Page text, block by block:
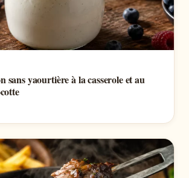
sans yaourtière à la casserole et au